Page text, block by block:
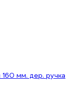
мм. дер. ручка